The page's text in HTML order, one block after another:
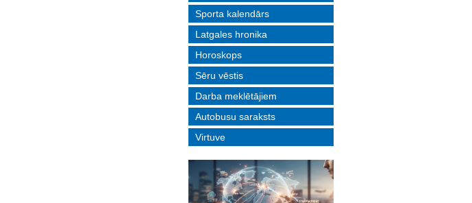
Sporta kalendārs
Latgales hronika
Horoskops
Sēru vēstis
Darba meklētājiem
Autobusu saraksts
Virtuve